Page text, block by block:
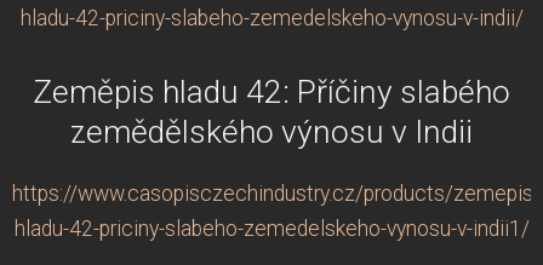
hladu-42-priciny-slabeho-zemedelskeho-vynosu-v-indii/
Zeměpis hladu 42: Příčiny slabého
zemědělského výnosu v Indii
https://www.casopisczechindustry.cz/products/zemepis-
hladu-42-priciny-slabeho-zemedelskeho-vynosu-v-indii1/